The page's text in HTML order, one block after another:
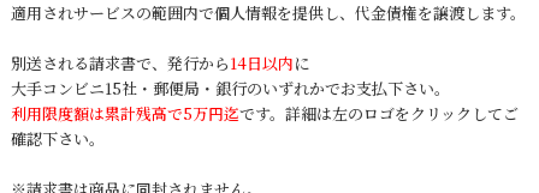
適用されサービスの範囲内で個人情報を提供し、代金債権を譲渡します。
別送される請求書で、発行から14日以内に
大手コンビニ15社・郵便局・銀行のいずれかでお支払下さい。
利用限度額は累計残高で5万円迄です。詳細は左のロゴをクリックしてご
確認下さい。